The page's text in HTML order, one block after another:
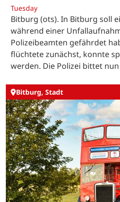
Tuesday
Bitburg (ots). In Bitburg soll
während einer
Polizeibeamten gefährdet
flüchtete zunächst, konnte
werden. Die Polizei bittet
Bitburg, Stadt